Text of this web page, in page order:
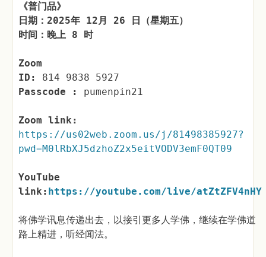
《普门品》
日期：2025年 12月 26 日（星期五）
时间：晚上 8 时
Zoom
ID: 814 9838 5927
Passcode : pumenpin21
Zoom link:
https://us02web.zoom.us/j/81498385927?
pwd=M0lRbXJ5dzhoZ2x5eitVODV3emF0QT09
YouTube
link: https://youtube.com/live/atZtZFV4nHY
将佛学讯息传递出去，以接引更多人学佛，继续在学佛道
路上精进，听经闻法。